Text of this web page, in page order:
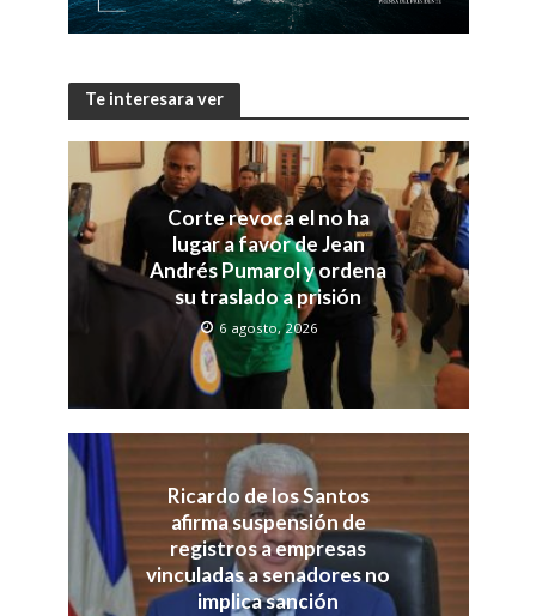
Te interesara ver
Corte revoca el no ha
lugar a favor de Jean
Andrés Pumarol y ordena
su traslado a prisión
6 agosto, 2026
Ricardo de los Santos
afirma suspensión de
registros a empresas
vinculadas a senadores no
implica sanción